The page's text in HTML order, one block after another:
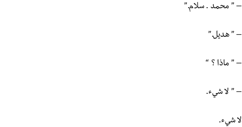
– ” محمد . سلام.”
– ” هديل.”
– ” ماذا ؟ “
– ” لا شيء.
لا شيء.